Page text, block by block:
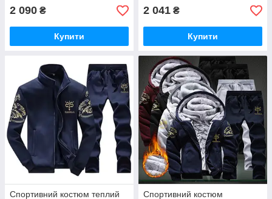
2 090 ₴
Купити
2 041 ₴
Купити
Спортивний костюм теплий
Спортивний костюм